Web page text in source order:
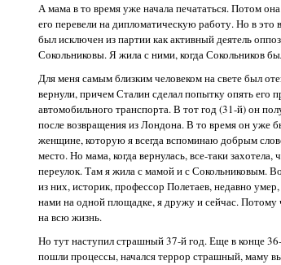
А мама в то время уже начала печататься. Потом
его перевели на дипломатическую работу. Но в это
был исключен из партии как активный деятель
Сокольниковы. Я жила с ними, когда Сокольников
Для меня самым близким человеком на свете был
вернули, причем Сталин сделал попытку опять его
автомобильного транспорта. В тот год (31-й) он
после возвращения из Лондона. В то время он уже
женщине, которую я всегда вспоминаю добрым
место. Но мама, когда вернулась, все-таки
переулок. Там я жила с мамой и с Сокольниковым.
из них, историк, профессор Полетаев, недавно
нами на одной площадке, я дружу и сейчас.
на всю жизнь.
Но тут наступил страшный 37-й год. Еще в конце
пошли процессы, начался террор страшный, маму